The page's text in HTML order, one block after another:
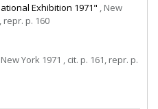
Exhibition 1971" , New
repr. p. 160
New York 1971 , cit. p. 161, repr. p.